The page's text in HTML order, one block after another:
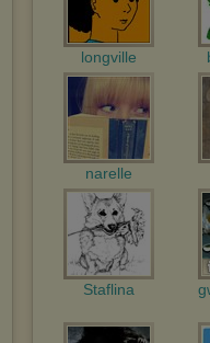
longville
narelle
Staflina